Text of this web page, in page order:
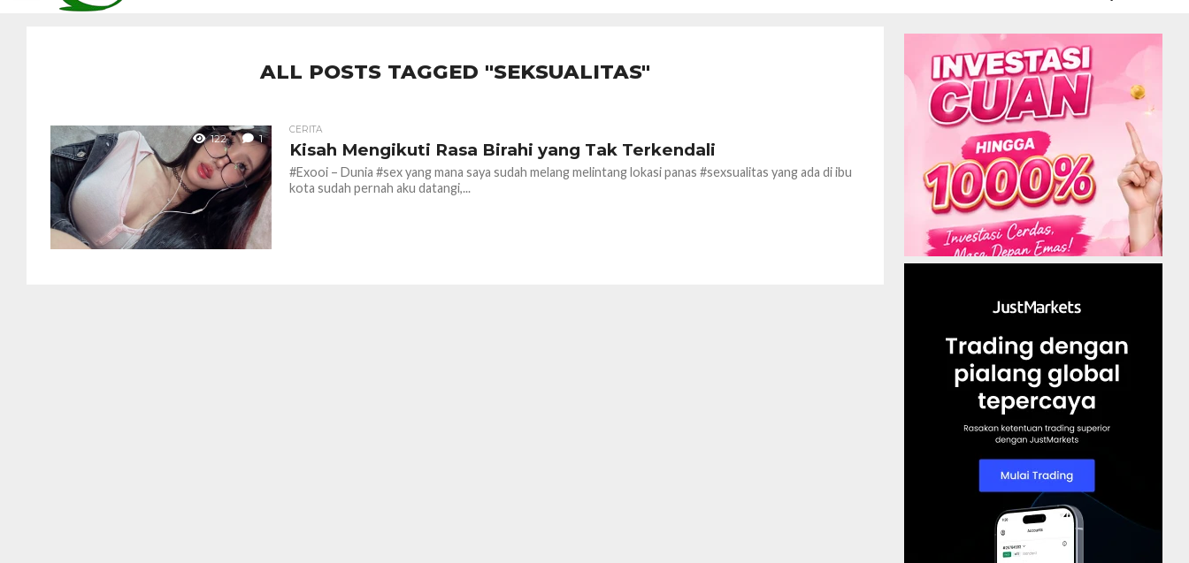
ALL POSTS TAGGED "SEKSUALITAS"
122 1
CERITA
Kisah Mengikuti Rasa Birahi yang Tak Terkendali
#Exooi – Dunia #sex yang mana saya sudah melang melintang lokasi panas #sexsualitas yang ada di ibu
kota sudah pernah aku datangi,...